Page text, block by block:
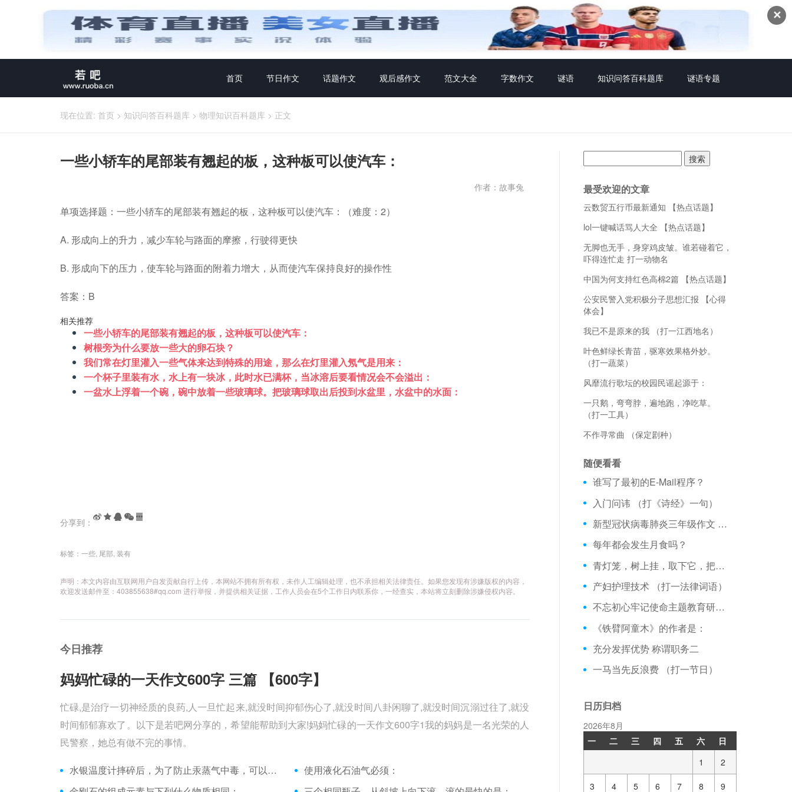
✕
首页 节日作文 话题作文 观后感作文 范文大全 字数作文 谜语 知识问答百科题库 谜语专题
现在位置: 首页 > 知识问答百科题库 > 物理知识百科题库 > 正文
一些小轿车的尾部装有翘起的板，这种板可以使汽车：
作者：故事兔
单项选择题：一些小轿车的尾部装有翘起的板，这种板可以使汽车：（难度：2）
A. 形成向上的升力，减少车轮与路面的摩擦，行驶得更快
B. 形成向下的压力，使车轮与路面的附着力增大，从而使汽车保持良好的操作性
答案：B
相关推荐
一些小轿车的尾部装有翘起的板，这种板可以使汽车：
树根旁为什么要放一些大的卵石块？
我们常在灯里灌入一些气体来达到特殊的用途，那么在灯里灌入氖气是用来：
一个杯子里装有水，水上有一块冰，此时水已满杯，当冰溶后要看情况会不会溢出：
一盆水上浮着一个碗，碗中放着一些玻璃球。把玻璃球取出后投到水盆里，水盆中的水面：
分享到：
标签： 一些 尾部 装有
声明：本文内容由互联网用户自发贡献自行上传，本网站不拥有所有权，未作人工编辑处理，也不承担相关法律责任。如果您发现有涉嫌版权的内容，
欢迎发送邮件至：403855638#qq.com 进行举报，并提供相关证据，工作人员会在5个工作日内联系你，一经查实，本站将立刻删除涉嫌侵权内容。
今日推荐
妈妈忙碌的一天作文600字 三篇 【600字】
忙碌,是治疗一切神经质的良药,人一旦忙起来,就没时间抑郁伤心了,就没时间八卦闲聊了,就没时间沉溺过往了,就没
时间郁郁寡欢了。以下是若吧网分享的，希望能帮助到大家!妈妈忙碌的一天作文600字1我的妈妈是一名光荣的人
民警察，她总有做不完的事情。
水银温度计摔碎后，为了防止汞蒸气中毒，可以用什么来清除？
使用液化石油气必须：
索：
最受欢迎的文章
云数贸五行币最新通知 【热点话题】
lol一键喊话骂人大全 【热点话题】
无脚也无手，身穿鸡皮皱。谁若碰着它，
吓得连忙走 打一动物名
中国为何支持红色高棉2篇 【热点话题】
公安民警入党积极分子思想汇报 【心得
体会】
我已不是原来的我 （打一江西地名）
叶色鲜绿长青苗，驱寒效果格外妙。
（打一蔬菜）
风靡流行歌坛的校园民谣起源于：
一只鹅，弯弯脖，遍地跑，净吃草。
（打一工具）
不作寻常曲 （保定剧种）
随便看看
谁写了最初的E-Mail程序？
入门问讳 （打《诗经》一句）
新型冠状病毒肺炎三年级作文 【三年级作文】
每年都会发生月食吗？
青灯笼，树上挂，取下它，把油榨。 （打一植物）
产妇护理技术 （打一法律词语）
不忘初心牢记使命主题教育研讨发言3篇 【演讲稿】
《铁臂阿童木》的作者是：
充分发挥优势 称谓职务二
一马当先反浪费 （打一节日）
日历归档
2026年8月
一
二 三 四 五 六
日
1
2
3 4 5 6 7 8 9